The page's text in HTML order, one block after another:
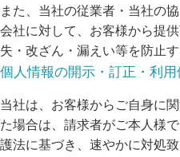
また、当社の従業者・当社の
会社に対して、お客様から提
失・改ざん・漏えい等を防止
個人情報の開示・訂正・利
当社は、お客様からご自身に
た場合は、請求者がご本人様
護法に基づき、速やかに対処致